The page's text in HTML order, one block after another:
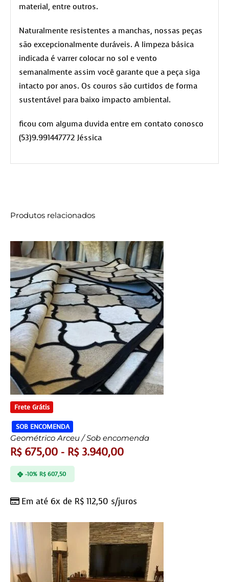
material, entre outros.
Naturalmente resistentes a manchas, nossas peças
são excepcionalmente duráveis. A limpeza básica
indicada é varrer colocar no sol e vento
semanalmente assim você garante que a peça siga
intacto por anos. Os couros são curtidos de forma
sustentável para baixo impacto ambiental.
ficou com alguma duvida entre em contato conosco
(53)9.991447772 Jéssica
Produtos relacionados
Frete Grátis
SOB ENCOMENDA
Geométrico Arceu / Sob encomenda
R$675,00 - R$3.940,00
Em até 6x de R$ 112,50 s/juros
-10% R$607,50